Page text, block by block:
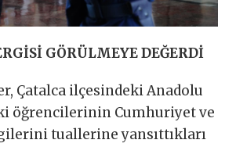
GÖRÜLMEYE DEĞERDİ
Çatalca ilçesindeki Anadolu
öğrencilerinin Cumhuriyet ve
tuallerine yansıttıkları